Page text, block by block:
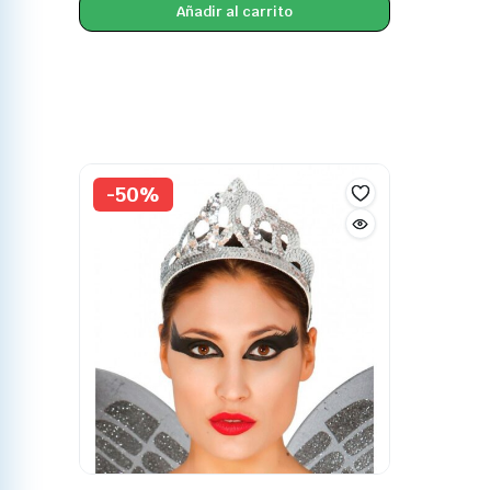
Añadir al carrito
-50%